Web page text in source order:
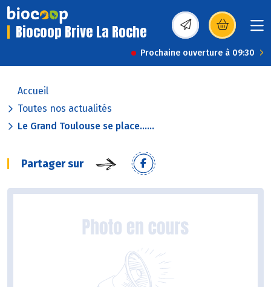
Biocoop Brive La Roche (s’ouvre dans une
Prochaine ouverture à 09:30
Accueil
Toutes nos actualités
Le Grand Toulouse se place......
Partager sur